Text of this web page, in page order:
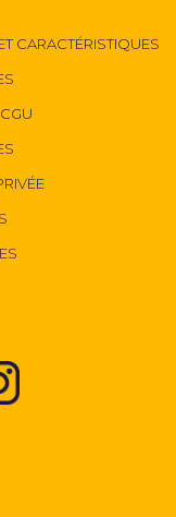
CARACTÉRISTIQUES